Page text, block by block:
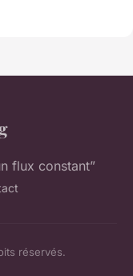
flux constant”
réservés.